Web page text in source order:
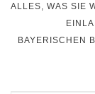
ALLES, WAS SIE
BAYERISCHEN